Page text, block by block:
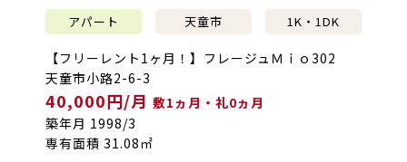
アパート 天童市 1K・1DK
【フリーレント1ヶ月！】フレージュＭｉｏ302
天童市小路2-6-3
40,000円/月 敷1ヵ月・礼0ヵ月
築年月 1998/3
専有面積 31.08㎡